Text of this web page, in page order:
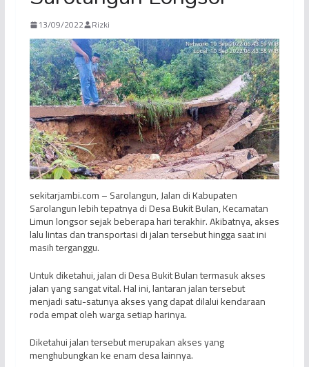
13/09/2022 Rizki
sekitarjambi.com – Sarolangun, Jalan di Kabupaten
Sarolangun lebih tepatnya di Desa Bukit Bulan, Kecamatan
Limun longsor sejak beberapa hari terakhir. Akibatnya, akses
lalu lintas dan transportasi di jalan tersebut hingga saat ini
masih terganggu.
Untuk diketahui, jalan di Desa Bukit Bulan termasuk akses
jalan yang sangat vital. Hal ini, lantaran jalan tersebut
menjadi satu-satunya akses yang dapat dilalui kendaraan
roda empat oleh warga setiap harinya.
Diketahui jalan tersebut merupakan akses yang
menghubungkan ke enam desa lainnya.